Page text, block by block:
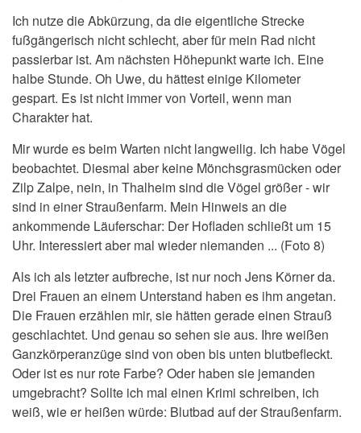
Ich nutze die Abkürzung, da die eigentliche Strecke
fußgängerisch nicht schlecht, aber für mein Rad nicht
passierbar ist. Am nächsten Höhepunkt warte ich. Eine
halbe Stunde. Oh Uwe, du hättest einige Kilometer
gespart. Es ist nicht immer von Vorteil, wenn man
Charakter hat.
Mir wurde es beim Warten nicht langweilig. Ich habe Vögel
beobachtet. Diesmal aber keine Mönchsgrasmücken oder
Zilp Zalpe, nein, in Thalheim sind die Vögel größer - wir
sind in einer Straußenfarm. Mein Hinweis an die
ankommende Läuferschar: Der Hofladen schließt um 15
Uhr. Interessiert aber mal wieder niemanden ... (Foto 8)
Als ich als letzter aufbreche, ist nur noch Jens Körner da.
Drei Frauen an einem Unterstand haben es ihm angetan.
Die Frauen erzählen mir, sie hätten gerade einen Strauß
geschlachtet. Und genau so sehen sie aus. Ihre weißen
Ganzkörperanzüge sind von oben bis unten blutbefleckt.
Oder ist es nur rote Farbe? Oder haben sie jemanden
umgebracht? Sollte ich mal einen Krimi schreiben, ich
weiß, wie er heißen würde: Blutbad auf der Straußenfarm.